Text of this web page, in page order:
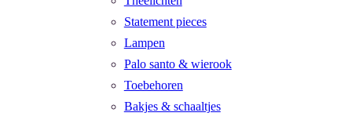
Statement pieces
Lampen
Palo santo & wierook
Toebehoren
Bakjes & schaaltjes